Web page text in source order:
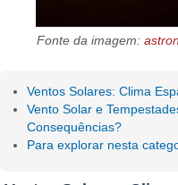
Fonte da imagem:
Ventos Solares: Clima
Vento Solar e
Consequências?
Para explorar nesta